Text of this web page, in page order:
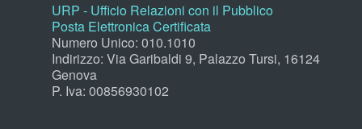
URP - Ufficio Relazioni con il Pubblico
Posta Elettronica Certificata
Numero Unico: 010.1010
Indirizzo: Via Garibaldi 9, Palazzo Tursi, 16124
Genova
P. Iva: 00856930102